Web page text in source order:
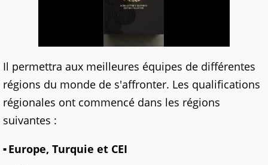
Il permettra aux meilleures équipes de différentes
régions du monde de s'affronter. Les qualifications
régionales ont commencé dans les régions
suivantes :
Europe, Turquie et CEI